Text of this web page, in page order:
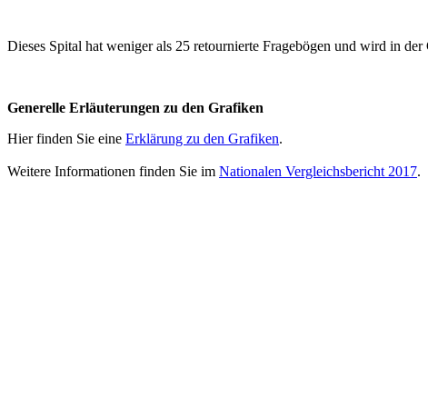
Dieses Spital hat weniger als 25 retournierte Fragebögen und wird in
Generelle Erläuterungen zu den Grafiken
Hier finden Sie eine Erklärung zu den Grafiken.
Weitere Informationen finden Sie im Nationalen Vergleichsbericht 2017.